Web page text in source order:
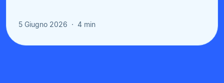
5 Giugno 2026 4 min